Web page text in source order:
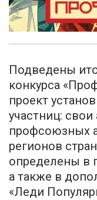
Подведены
конкурса
проект
участниц:
профсоюзных
регионов
определены в
а также в
«Леди